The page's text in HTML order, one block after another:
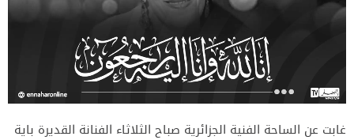
غابت عن الساحة الفنية الجزائرية صباح الثلاثاء الفنانة القديرة باية